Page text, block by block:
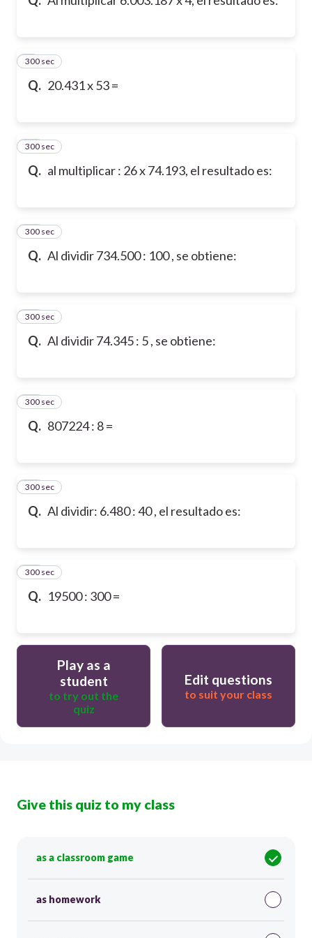
Q. 20.431 x 53 =
9
300 sec
Q. al multiplicar : 26 x 74.193, el resultado es:
10
300 sec
Q. Al dividir 734.500 : 100 , se obtiene:
11
300 sec
Q. Al dividir 74.345 : 5 , se obtiene:
12
300 sec
Q. 807224 : 8 =
13
300 sec
Q. Al dividir: 6.480 : 40 , el resultado es:
14
300 sec
Q. 19500 : 300 =
15
300 sec
Play as a
student
to try out the
quiz
Edit questions
to suit your class
Give this quiz to my class
as a classroom game
as homework